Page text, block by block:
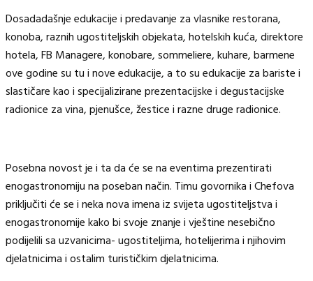
Dosadadašnje edukacije i predavanje za vlasnike restorana,
konoba, raznih ugostiteljskih objekata, hotelskih kuća, direktore
hotela, FB Managere, konobare, sommeliere, kuhare, barmene
ove godine su tu i nove edukacije, a to su edukacije za bariste i
slastičare kao i specijalizirane prezentacijske i degustacijske
radionice za vina, pjenušce, žestice i razne druge radionice.
Posebna novost je i ta da će se na eventima prezentirati
enogastronomiju na poseban način. Timu govornika i Chefova
priključiti će se i neka nova imena iz svijeta ugostiteljstva i
enogastronomije kako bi svoje znanje i vještine nesebično
podijelili sa uzvanicima- ugostiteljima, hotelijerima i njihovim
djelatnicima i ostalim turističkim djelatnicima.